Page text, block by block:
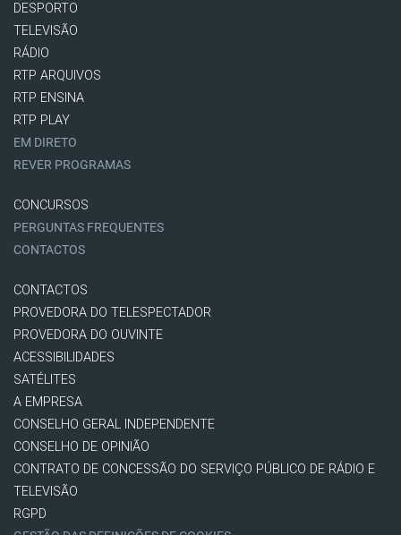
DESPORTO
TELEVISÃO
RÁDIO
RTP ARQUIVOS
RTP ENSINA
RTP PLAY
EM DIRETO
REVER PROGRAMAS
CONCURSOS
PERGUNTAS FREQUENTES
CONTACTOS
CONTACTOS
PROVEDORA DO TELESPECTADOR
PROVEDORA DO OUVINTE
ACESSIBILIDADES
SATÉLITES
A EMPRESA
CONSELHO GERAL INDEPENDENTE
CONSELHO DE OPINIÃO
CONTRATO DE CONCESSÃO DO SERVIÇO PÚBLICO DE RÁDIO E
TELEVISÃO
RGPD